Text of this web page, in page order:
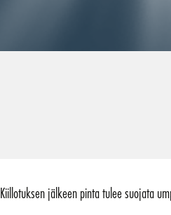
jälkeen pinta tulee suojata